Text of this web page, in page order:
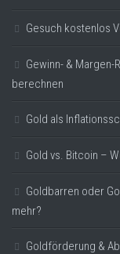
Gesuch kostenlos
Gewinn- &
berechnen
Gold als
Gold vs. Bitcoin –
Goldbarren oder
mehr?
Goldförderung &